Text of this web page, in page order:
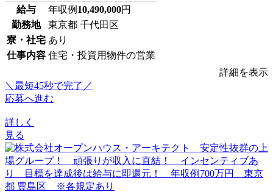
給与 年収例 10,490,000円
勤務地
東京都 千代田区
寮・社宅 あり
仕事内容 住宅・投資用物件の営業
詳細を表示
＼最短45秒で完了／
応募へ進む
詳しく
見る